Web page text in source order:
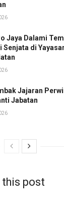
Jaya Dalami
Senjata di
Jajaran
Jabatan
this post